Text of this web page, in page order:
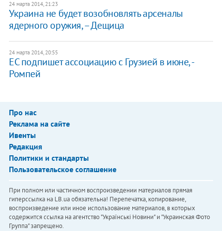
24 марта 2014, 21:23
Украина не будет возобновлять арсеналы
ядерного оружия, – Дещица
24 марта 2014, 20:55
ЕС подпишет ассоциацию с Грузией в июне, -
Ромпей
Про нас
Реклама на сайте
Ивенты
Редакция
Политики и стандарты
Пользовательское соглашение
При полном или частичном воспроизведении материалов прямая
гиперссылка на LB.ua обязательна! Перепечатка, копирование,
воспроизведение или иное использование материалов, в которых
содержится ссылка на агентство "Українськi Новини" и "Украинская Фото
Группа" запрещено.